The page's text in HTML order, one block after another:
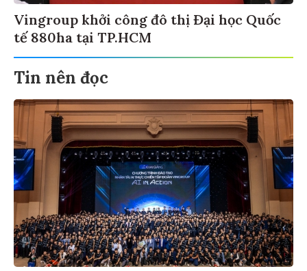
Vingroup khởi công đô thị Đại học Quốc
tế 880ha tại TP.HCM
Tin nên đọc